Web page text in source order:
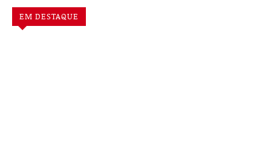
EM DESTAQUE